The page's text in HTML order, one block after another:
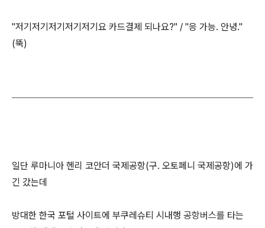
"저기저기저기저기저기요 카드결제 되나요?" / "응 가능. 안녕."
(뚝)
일단 루마니아 헨리 코안더 국제공항(구. 오토페니 국제공항)에 가
긴 갔는데
방대한 한국 포털 사이트에 부쿠레슈티 시내행 공항버스를 타는